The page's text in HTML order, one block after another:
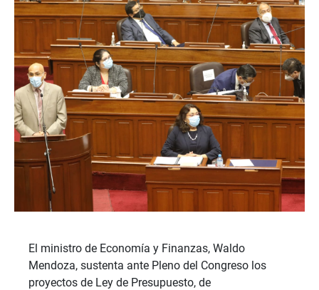
El ministro de Economía y Finanzas, Waldo
Mendoza, sustenta ante Pleno del Congreso los
proyectos de Ley de Presupuesto, de